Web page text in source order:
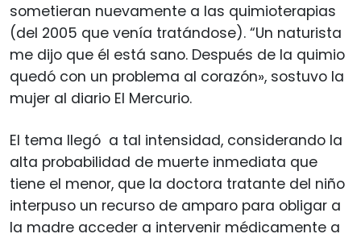
sometieran nuevamente a las quimioterapias
(del 2005 que venía tratándose). “Un naturista
me dijo que él está sano. Después de la quimio
quedó con un problema al corazón», sostuvo la
mujer al diario El Mercurio.
El tema llegó a tal intensidad, considerando la
alta probabilidad de muerte inmediata que
tiene el menor, que la doctora tratante del niño
interpuso un recurso de amparo para obligar a
la madre acceder a intervenir médicamente a